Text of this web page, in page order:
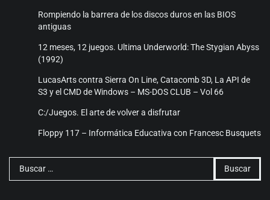
Rompiendo la barrera de los discos duros en las BIOS
antiguas
12 meses, 12 juegos. Ultima Underworld: The Stygian Abyss
(1992)
LucasArts contra Sierra On Line, Catacomb 3D, La API de
S3 y el CMD de Windows – MS-DOS CLUB – Vol 66
C:/Juegos. El arte de volver a disfrutar
Floppy 117 – Informática Educativa con Francesc Busquets
Buscar: